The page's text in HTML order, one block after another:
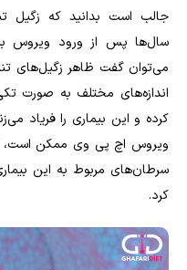
جالب است بدانید که زگیل
سال‌ها پس از ورود ویروس
می‌توان گفت ظاهر زگیل‌های
اندازه‌های مختلف به صورت
کرده و این بیماری را فریاد
ویروس اچ پی وی ممکن است،
سرطان‌های مربوط به این
کرد.